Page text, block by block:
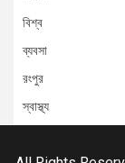
বিশ্ব
ব্যবসা
রংপুর
স্বাস্থ্য